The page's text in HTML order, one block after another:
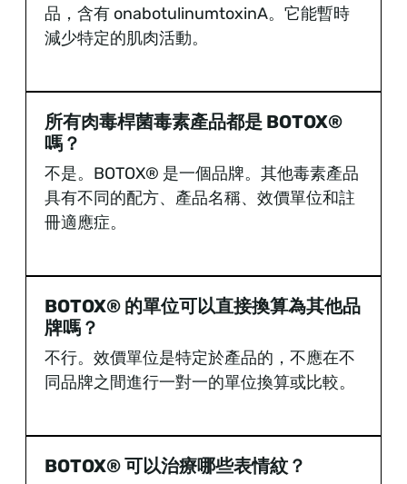
品，含有 onabotulinumtoxinA。它能暫時
減少特定的肌肉活動。
所有肉毒桿菌毒素產品都是 BOTOX®
嗎？
不是。BOTOX® 是一個品牌。其他毒素產品
具有不同的配方、產品名稱、效價單位和註
冊適應症。
BOTOX® 的單位可以直接換算為其他品
牌嗎？
不行。效價單位是特定於產品的，不應在不
同品牌之間進行一對一的單位換算或比較。
BOTOX® 可以治療哪些表情紋？